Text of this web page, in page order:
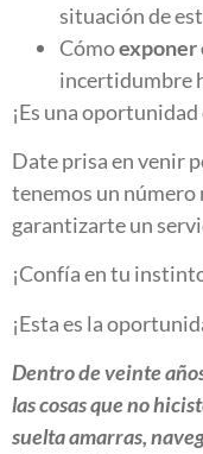
situación de
Cómoexponer
incertidumbre
¡Es una
Date prisa en venir
tenemos un número
garantizarte un
¡Confía en tu
¡Esta es la
Dentro de veinte
las cosas que no
suelta amarras,